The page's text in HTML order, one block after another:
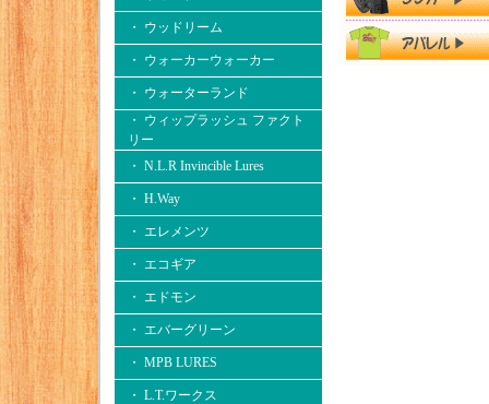
・ ウッドリーム
・ ウォーカーウォーカー
・ ウォーターランド
・ ウィップラッシュ ファクト
リー
・ N.L.R Invincible Lures
・ H.Way
・ エレメンツ
・ エコギア
・ エドモン
・ エバーグリーン
・ MPB LURES
・ L.T.ワークス